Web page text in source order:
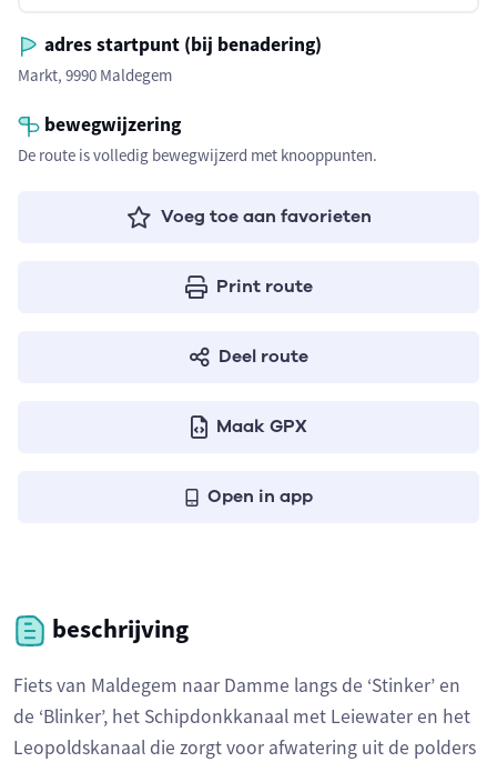
adres startpunt (bij benadering)
Markt, 9990 Maldegem
bewegwijzering
De route is volledig bewegwijzerd met knooppunten.
Voeg toe aan favorieten
Print route
Deel route
Maak GPX
Open in app
beschrijving
Fiets van Maldegem naar Damme langs de ‘Stinker’ en
de ‘Blinker’, het Schipdonkkanaal met Leiewater en het
Leopoldskanaal die zorgt voor afwatering uit de polders